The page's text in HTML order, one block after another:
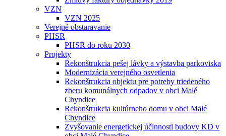
VZN
VZN 2025
Verejné obstaravanie
PHSR
PHSR do roku 2030
Projekty
Rekonštrukcia pešej lávky a výstavba parkoviska
Modernizácia verejného osvetlenia
Rekonštrukcia objektu pre potreby triedeného
zberu komunálnych odpadov v obci Malé
Chyndice
Rekonštrukcia kultúrneho domu v obci Malé
Chyndice
Zvyšovanie energetickej účinnosti budovy KD v